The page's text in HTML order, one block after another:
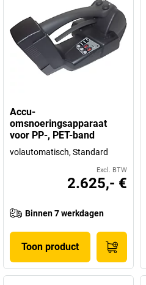
Accu-
omsnoeringsapparaat
voor PP-, PET-band
volautomatisch, Standard
Excl. BTW
2.625,- €
Binnen 7 werkdagen
Toon product